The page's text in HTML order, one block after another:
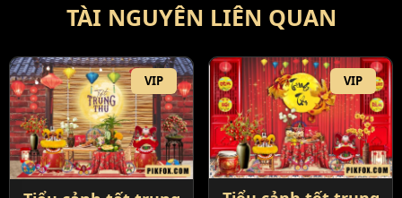
TÀI NGUYÊN LIÊN QUAN
VIP VIP